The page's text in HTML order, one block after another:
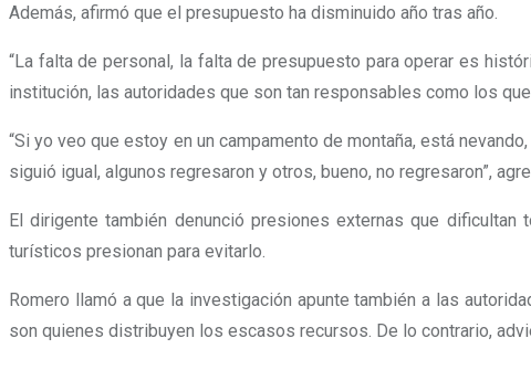
Además, afirmó que el presupuesto ha disminuido año tras año.
“La falta de personal, la falta de presupuesto para operar es
institución, las autoridades que son tan responsables como los
“Si yo veo que estoy en un campamento de montaña, está
siguió igual, algunos regresaron y otros, bueno, no regresaron”,
El dirigente también denunció presiones externas que dificultan
turísticos presionan para evitarlo.
Romero llamó a que la investigación apunte también a las
son quienes distribuyen los escasos recursos. De lo contrario,